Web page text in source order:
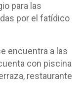
para las
por el fatídico
encuentra a las
con piscina
restaurante